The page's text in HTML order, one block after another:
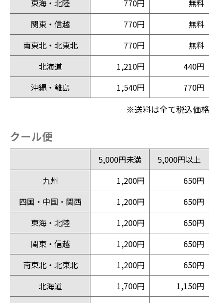
東海・北陸
770円
無料
関東・信越
770円
無料
南東北・北東北
770円
無料
北海道
1,210円
440円
沖縄・離島
1,540円 770円
※送料は全て税込価格
クール便
5,000円未満
5,000円以上
九州
1,200円
650円
四国・中国・関西
1,200円
650円
東海・北陸
1,200円
650円
関東・信越
1,200円
650円
南東北・北東北
1,200円
650円
北海道
1,700円
1,150円